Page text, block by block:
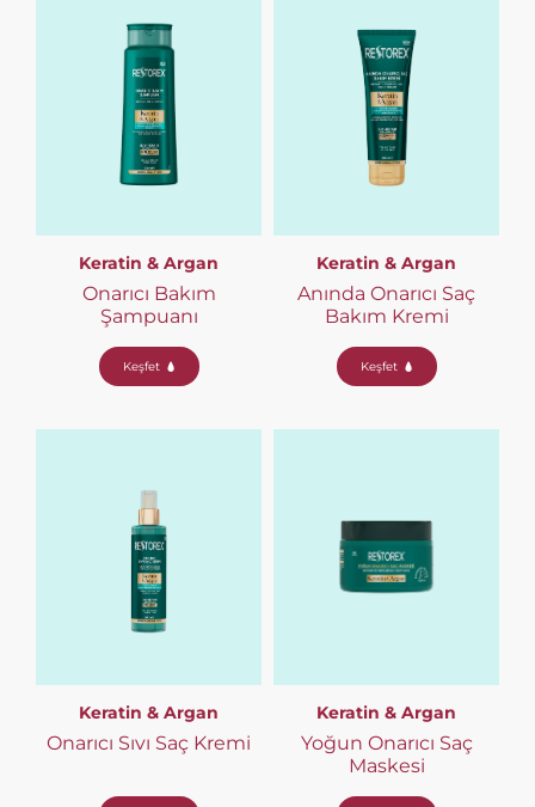
Keratin & Argan
Onarıcı Bakım
Şampuanı
Keşfet
Keratin & Argan
Anında Onarıcı Saç
Bakım Kremi
Keşfet
Keratin & Argan
Onarıcı Sıvı Saç Kremi
Keratin & Argan
Yoğun Onarıcı Saç
Maskesi